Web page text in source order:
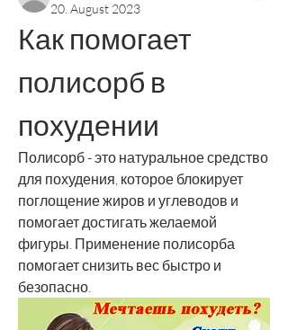
20. August 2023
Как помогает
полисорб в
похудении
Полисорб - это натуральное средство
для похудения, которое блокирует
поглощение жиров и углеводов и
помогает достигать желаемой
фигуры. Применение полисорба
помогает снизить вес быстро и
безопасно.